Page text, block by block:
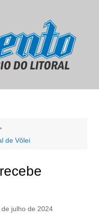
de Vôlei
de julho de 2024